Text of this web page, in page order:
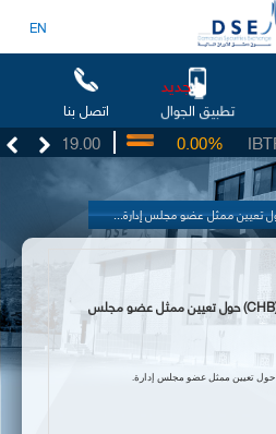
EN
تطبيق الجوال
جديد
اتصل بنا
19.00 IBTF
0.00%
افصاح طارئ من بنك الشام (CHB) حول تعيين ممثل عضو مجلس
حول تعيين ممثل عضو مجلس إدارة.